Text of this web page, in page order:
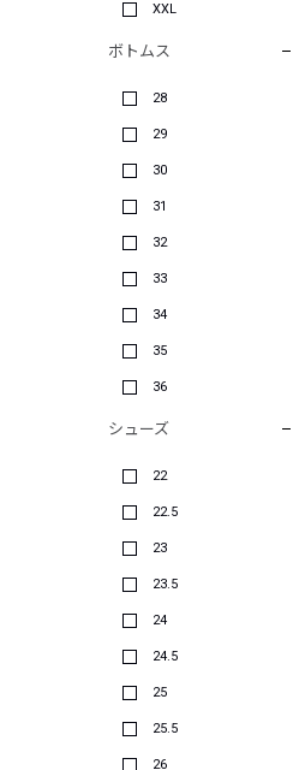
XXL
ボトムス
28
29
30
31
32
33
34
35
36
シューズ
22
22.5
23
23.5
24
24.5
25
25.5
26